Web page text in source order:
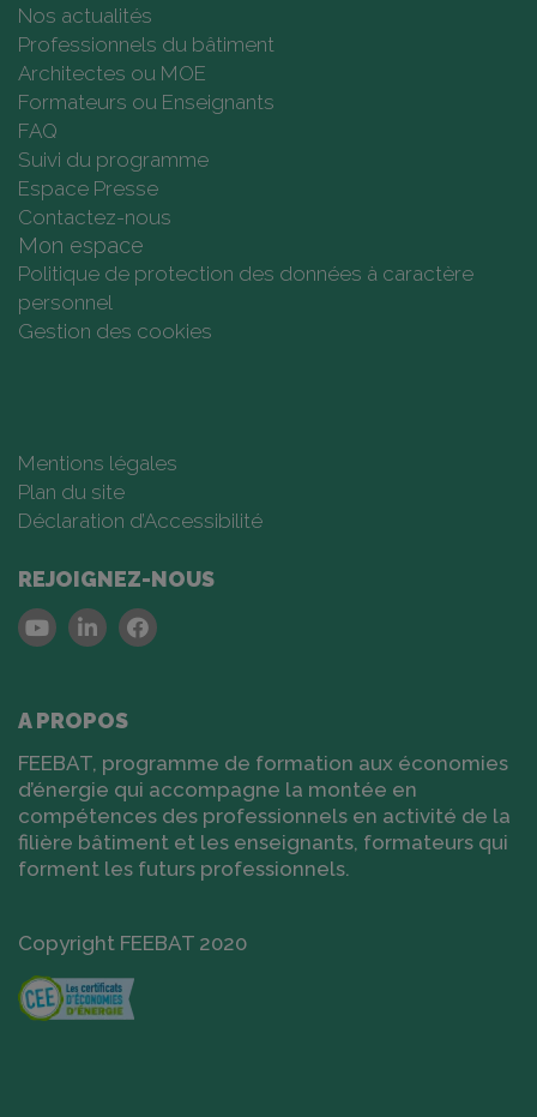
Nos actualités
Professionnels du bâtiment
Architectes ou MOE
Formateurs ou Enseignants
FAQ
Suivi du programme
Espace Presse
Contactez-nous
Mon espace
Politique de protection des données à caractère
personnel
Gestion des cookies
Mentions légales
Plan du site
Déclaration d’Accessibilité
REJOIGNEZ-NOUS
YoutubeLinkedinFacebook
A PROPOS
FEEBAT, programme de formation aux économies
d’énergie qui accompagne la montée en
compétences des professionnels en activité de la
filière bâtiment et les enseignants, formateurs qui
forment les futurs professionnels.
Copyright FEEBAT 2020